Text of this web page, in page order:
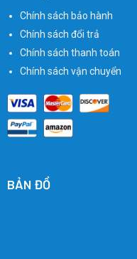
Chính sách bảo hành
Chính sách đổi trả
Chính sách thanh toán
Chính sách vận chuyển
BẢN ĐỒ